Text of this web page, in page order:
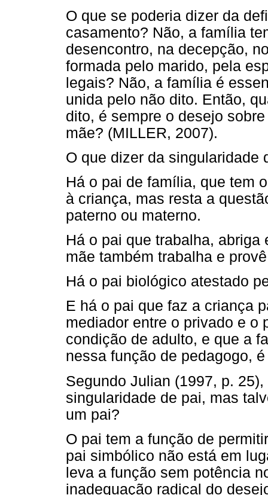
O que se poderia dizer da
casamento? Não, a família
desencontro, na decepção,
formada pelo marido, pela
legais? Não, a família é
unida pelo não dito. Então,
dito, é sempre o desejo
mãe? (MILLER, 2007).
O que dizer da singularidade
Há o pai de família, que tem
à criança, mas resta a
paterno ou materno.
Há o pai que trabalha,
mãe também trabalha e
Há o pai biológico atestado
E há o pai que faz a criança
mediador entre o privado e o
condição de adulto, e que a
nessa função de pedagogo,
Segundo Julian (1997, p.
singularidade de pai, mas
um pai?
O pai tem a função de
pai simbólico não está em
leva a função sem potência
inadequação radical do